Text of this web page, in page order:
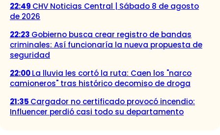
22:49 CHV Noticias Central | Sábado 8 de agosto
de 2026
22:23 Gobierno busca crear registro de bandas
criminales: Así funcionaría la nueva propuesta de
seguridad
22:00La lluvia les cortó la ruta: Caen los "narco
camioneros" tras histórico decomiso de droga
21:35 Cargador no certificado provocó incendio:
Influencer perdió casi todo su departamento